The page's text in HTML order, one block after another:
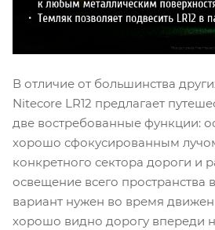
В отличие от большинства
Nitecore LR12 предлагает
две востребованные функции:
хорошо сфокусированным
конкретного сектора дороги и
освещение всего пространства
вариант нужен во время
хорошо видно дорогу впереди